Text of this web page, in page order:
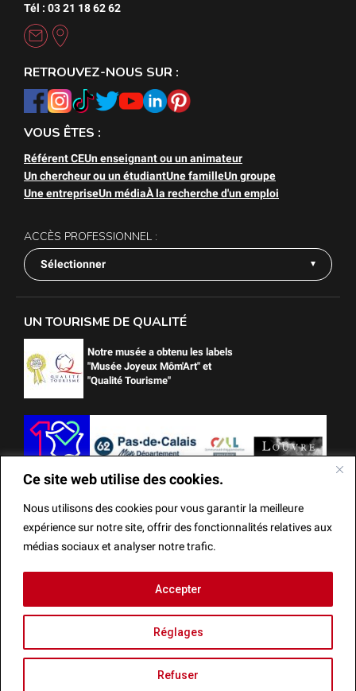
Ce site web utilise des cookies.
Nous utilisons des cookies pour vous garantir la meilleure
expérience sur notre site, offrir des fonctionnalités relatives aux
médias sociaux et analyser notre trafic.
Réglages
Refuser
Accepter
Menu
Tél : 03 21 18 62 62
RETROUVEZ-NOUS SUR :
VOUS ÊTES :
Référent CEUn enseignant ou un animateur
Un chercheur ou un étudiantUne familleUn groupe
Une entrepriseUn médiaÀ la recherche d'un emploi
ACCÈS PROFESSIONNEL :
Sélectionner
UN TOURISME DE QUALITÉ
Notre musée a obtenu les labels
"Musée Joyeux Môm'Art" et
"Qualité Tourisme"
Mentions LégalesActes administratifs Réalisation
Ce site web utilise des cookies.
Nous utilisons des cookies pour vous garantir la meilleure
expérience sur notre site, offrir des fonctionnalités relatives
aux médias sociaux et analyser notre trafic.
Réglages